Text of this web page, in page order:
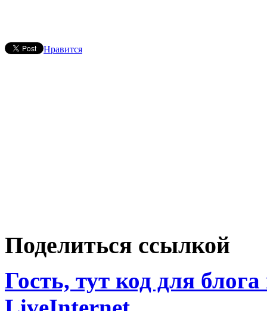
Нравится
Поделиться ссылкой
Гость, тут код для